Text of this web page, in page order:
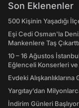
Son Eklenenler
500 Kişinin Yaşadığı
Eşi Cedi Osman'la
Mankenlere Taş Çıkarttı
10 – 16 Ağustos
Eğlenceli Konserleri
Evdeki
Yargıtay’dan
İndirim Günleri